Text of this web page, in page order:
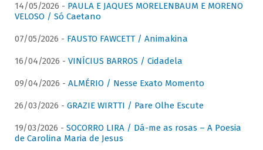
14/05/2026 - PAULA E JAQUES MORELENBAUM E MORENO
VELOSO / Só Caetano
07/05/2026 - FAUSTO FAWCETT / Animakina
16/04/2026 - VINÍCIUS BARROS / Cidadela
09/04/2026 - ALMÉRIO / Nesse Exato Momento
26/03/2026 - GRAZIE WIRTTI / Pare Olhe Escute
19/03/2026 - SOCORRO LIRA / Dá-me as rosas – A Poesia
de Carolina Maria de Jesus